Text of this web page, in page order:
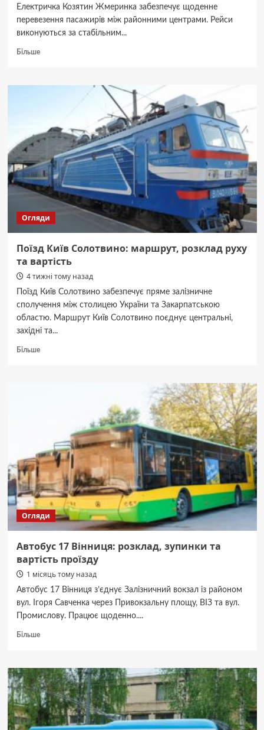
Електричка Козятин Жмеринка забезпечує щоденне
перевезення пасажирів між районними центрами. Рейси
виконуються за стабільним...
БільшеДокладніше
Козятин
ціни
Огляди
Поїзд Київ Солотвино: маршрут, розклад руху
та вартість
4 тижні тому назад
Поїзд Київ Солотвино забезпечує пряме залізничне
сполучення між столицею України та Закарпатською
областю. Маршрут Київ Солотвино поєднує центральні,
західні та...
БільшеДокладніше
вартість
Огляди
Автобус 17 Вінниця: розклад, зупинки та
вартість проїзду
1 місяць тому назад
Автобус 17 Вінниця з’єднує Залізничний вокзал із районом
вул. Ігоря Савченка через Привокзальну площу, ВІЗ та вул.
Промислову. Працює щоденно....
БільшеДокладніше
17
Вінниця:
розклад,
зупинки
та
вартість